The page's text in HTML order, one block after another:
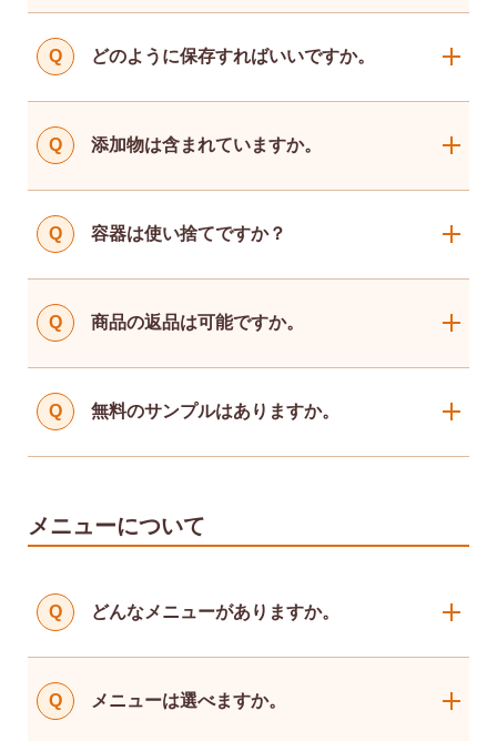
Q どのように保存すればいいですか。
Q 添加物は含まれていますか。
Q 容器は使い捨てですか？
Q 商品の返品は可能ですか。
Q 無料のサンプルはありますか。
メニューについて
Q どんなメニューがありますか。
Q メニューは選べますか。